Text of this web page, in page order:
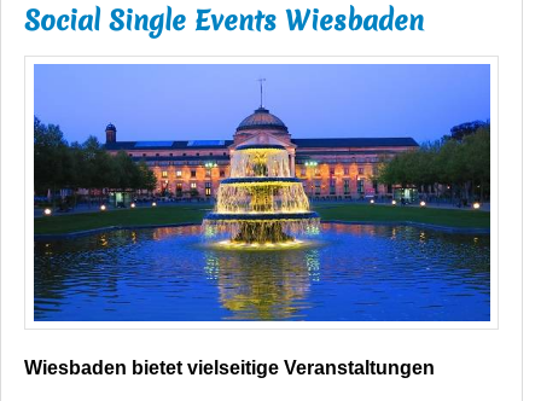
Social Single Events Wiesbaden
Wiesbaden bietet vielseitige Veranstaltungen